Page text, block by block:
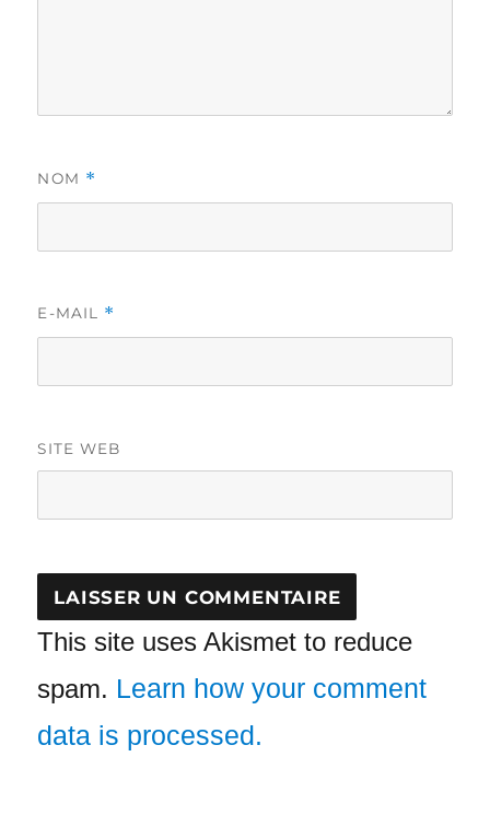
NOM *
E-MAIL *
SITE WEB
This site uses Akismet to reduce
spam. Learn how your comment
data is processed.